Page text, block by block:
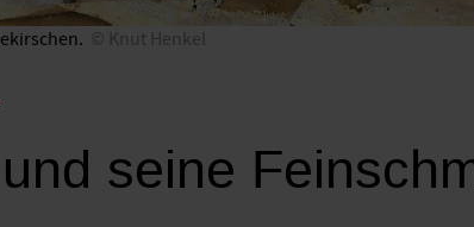
Knut Henkel
seine